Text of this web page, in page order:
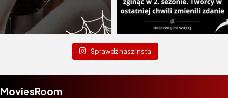
Sprawdź nasz Insta
MoviesRoom